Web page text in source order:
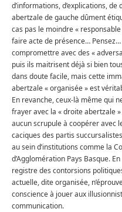
d’informations, d’explications, de
abertzale de gauche dûment
cas pas le moindre «
faire acte de présence…
compromettre avec des «
puis ils maitrisent déjà si bien
dans doute facile, mais cette
abertzale « organisée » est
En revanche, ceux-là même qui
frayer avec la « droite abertzale »
aucun scrupule à coopérer avec
caciques des partis
au sein d’institutions comme la
d’Agglomération Pays Basque.
registre des contorsions
actuelle, dite organisée,
conscience à jouer aux
communication.